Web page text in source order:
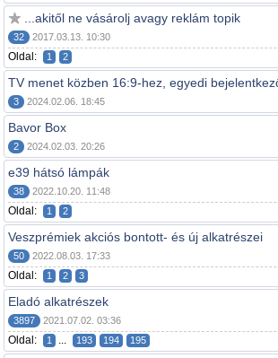
...akitől ne vásárolj avagy reklám topik
32 2017.03.13. 10:30
Oldal: 1 2
TV menet közben 16:9-hez, egyedi
3 2024.02.06. 18:45
Bavor Box
2 2024.02.03. 20:26
e39 hátsó lámpák
38 2022.10.20. 11:48
Oldal: 1 2
Veszprémiek akciós bontott- és új alkatrészei
50 2022.08.03. 17:33
Oldal: 1 2 3
Eladó alkatrészek
3897 2021.07.02. 03:36
Oldal: 1 ... 193 194 195